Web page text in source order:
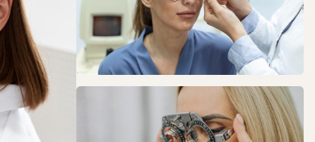
Linkedin
WhatsApp
Telegram
E-posta